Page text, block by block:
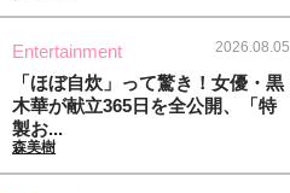
Entertainment 2026.08.05
「ほぼ自炊」って驚き！女優・黒
木華が献立365日を全公開、「特
製お...
森美樹